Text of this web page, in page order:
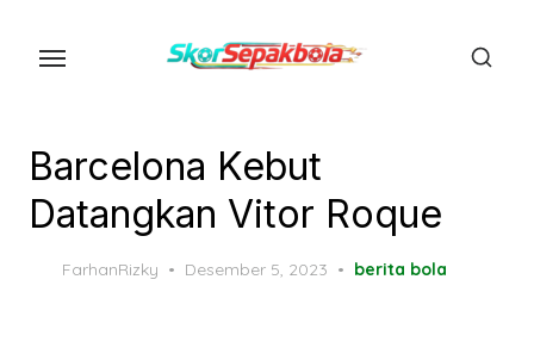
Barcelona Kebut
Datangkan Vitor Roque
FarhanRizky
Posted
Desember 5, 2023 berita bola